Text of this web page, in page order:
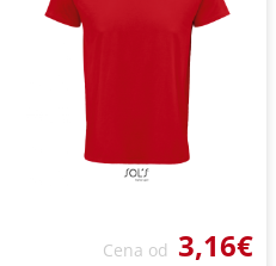
Cena od 3,16€